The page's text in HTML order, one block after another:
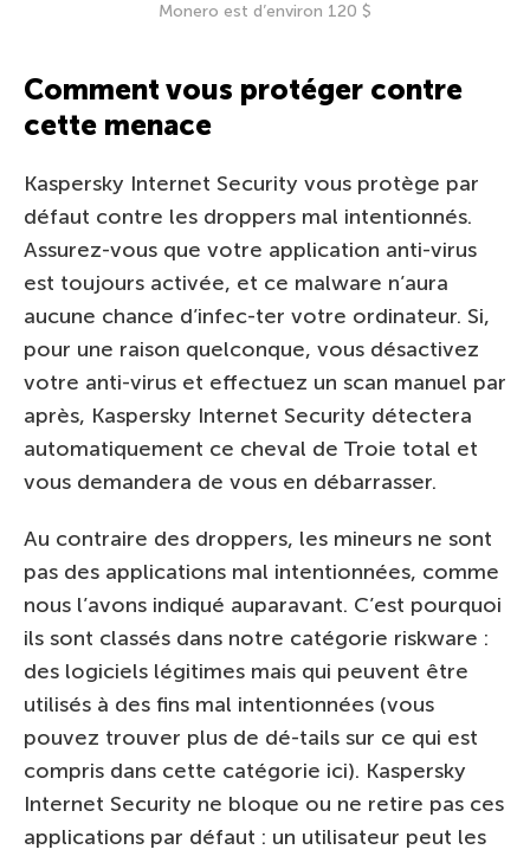
Monero est d’environ 120 $
Comment vous protéger contre
cette menace
Kaspersky Internet Security vous protège par
défaut contre les droppers mal intentionnés.
Assurez-vous que votre application anti-virus
est toujours activée, et ce malware n’aura
aucune chance d’infec-ter votre ordinateur. Si,
pour une raison quelconque, vous désactivez
votre anti-virus et effectuez un scan manuel par
après, Kaspersky Internet Security détectera
automatiquement ce cheval de Troie total et
vous demandera de vous en débarrasser.
Au contraire des droppers, les mineurs ne sont
pas des applications mal intentionnées, comme
nous l’avons indiqué auparavant. C’est pourquoi
ils sont classés dans notre catégorie riskware :
des logiciels légitimes mais qui peuvent être
utilisés à des fins mal intentionnées (vous
pouvez trouver plus de dé-tails sur ce qui est
compris dans cette catégorie ici). Kaspersky
Internet Security ne bloque ou ne retire pas ces
applications par défaut : un utilisateur peut les